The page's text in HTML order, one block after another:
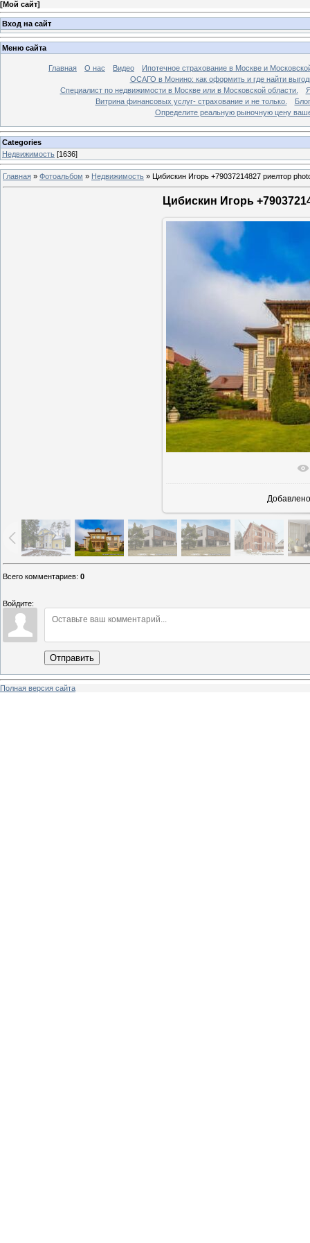
[Мой сайт]
Вход на сайт
Меню сайта
Главная О нас Видео
Ипотечное страхование в Москве и
ОСАГО в Монино: как оформить и где найти
Специалист по недвижимости в Москве или в Московской области.
Витрина финансовых услуг- страхование и не только.
Блог
Определите реальную рыночную цену
Categories
Недвижимость [1636]
Главная » Фотоальбом » Недвижимость » Цибискин Игорь +79037214827 риелтор
Цибискин Игорь
В
Добавлено
Всего комментариев: 0
Войдите:
Отправить
Полная версия сайта